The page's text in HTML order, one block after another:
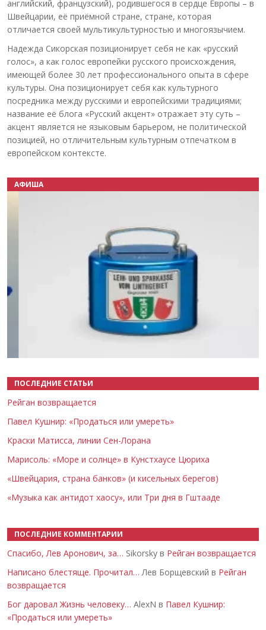
английский, французский), родившегося в сердце Европы – в
Швейцарии, её приёмной стране, стране, которая
отличается своей мультикультурностью и многоязычием.
Надежда Сикорская позиционирует себя не как «русский
голос», а как голос европейки русского происхождения,
имеющей более 30 лет профессионального опыта в сфере
культуры. Она позиционирует себя как культурного
посредника между русскими и европейскими традициями;
название её блога «Русский акцент» отражает эту суть –
акцент является не языковым барьером, не политической
позицией, но отличительным культурным отпечатком в
европейском контексте.
АФИША
ПОСЛЕДНИЕ СТАТЬИ
Рейган возвращается
Павел Кушнир: «Продаться или умереть»
Краски Матисса, линии Сен-Лорана
Марисоль: «Море и солнце» в Кунстхаусе Цюриха
«Швейцария, страна банков» (и кисельных берегов)
«Музыка как антидот хаосу», или Три дня в Гштааде
ПОСЛЕДНИЕ КОММЕНТАРИИ
Спасибо, Лев Аронович, за… Sikorsky в Рейган возвращается
Написано блестяще. Прочитал… Лев Борщевский в Рейган
возвращается
Бог даровал Жизнь человеку… AlexN в Павел Кушнир:
«Продаться или умереть»